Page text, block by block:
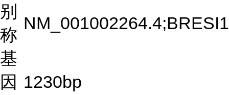
别
称
NM_001002264.4;BRESI1
基
因 1230bp